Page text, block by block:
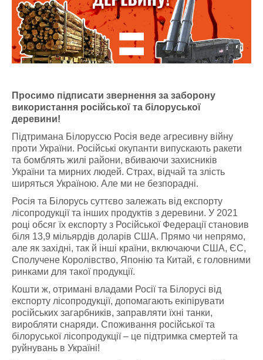
Просимо підписати звернення за заборону
використання російської та білоруської
деревини!
Підтримана Білоруссю Росія веде агресивну війну
проти України. Російські окупанти випускають ракети
та бомблять жилі райони, вбиваючи захисників
України та мирних людей. Страх, відчай та злість
ширяться Україною. Але ми не безпорадні.
Росія та Білорусь суттєво залежать від експорту
лісопродукції та інших продуктів з деревини. У 2021
році обсяг їх експорту з Російської Федерації становив
біля 13,9 мільярдів доларів США. Прямо чи непрямо,
але як західні, так й інші країни, включаючи США, ЄС,
Сполучене Королівство, Японію та Китай, є головними
ринками для такої продукції.
Кошти ж, отримані владами Росії та Білорусі від
експорту лісопродукції, допомагають екіпірувати
російських загарбників, заправляти їхні танки,
виробляти снаряди. Споживання російської та
білоруської лісопродукції – це підтримка смертей та
руйнувань в Україні!